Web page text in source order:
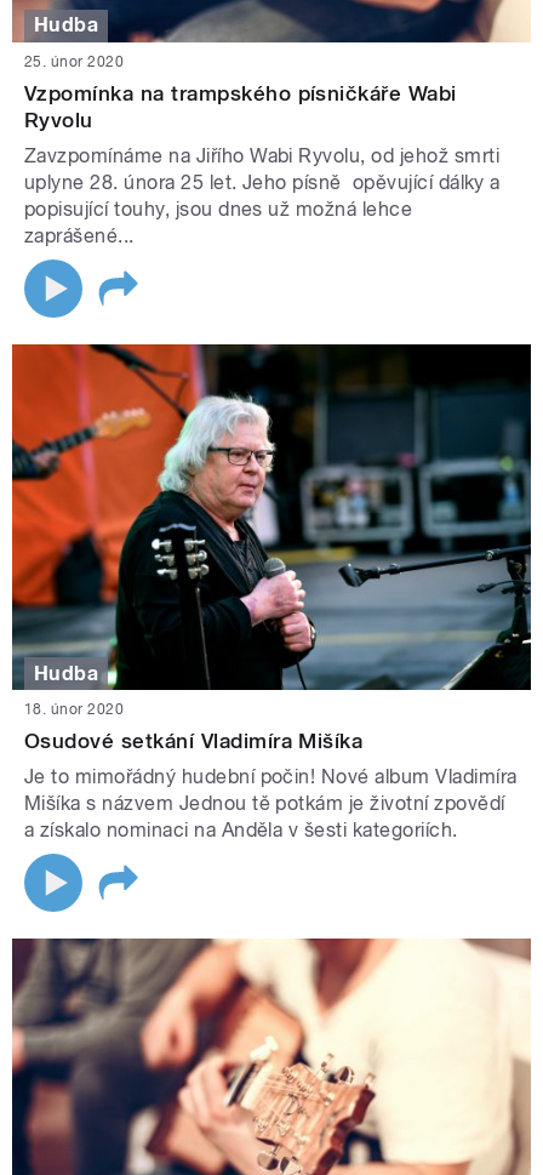
Hudba
25. únor 2020
Vzpomínka na trampského písničkáře Wabi
Ryvolu
Zavzpomínáme na Jiřího Wabi Ryvolu, od jehož smrti
uplyne 28. února 25 let. Jeho písně opěvující dálky a
popisující touhy, jsou dnes už možná lehce
zaprášené...
Hudba
18. únor 2020
Osudové setkání Vladimíra Mišíka
Je to mimořádný hudební počin! Nové album Vladimíra
Mišíka s názvem Jednou tě potkám je životní zpovědí
a získalo nominaci na Anděla v šesti kategoriích.